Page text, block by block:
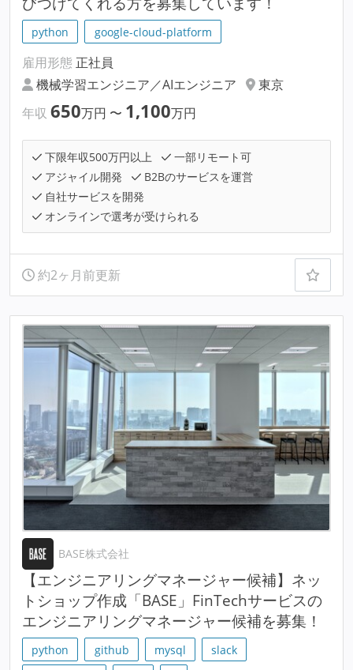
python google-cloud-platform
雇用形態 正社員
機械学習エンジニア／AIエンジニア
東京
年収 650万円 〜 1,100万円
下限年収500万円以上
一部リモート可
アジャイル開発
B2Bのサービスを運営
自社サービスを開発
オンラインで選考が受けられる
約2ヶ月前更新
BASE株式会社
【エンジニアリングマネージャー候補】ネッ
トショップ作成「BASE」FinTechサービスの
エンジニアリングマネージャー候補を募集！
python github mysql
slack